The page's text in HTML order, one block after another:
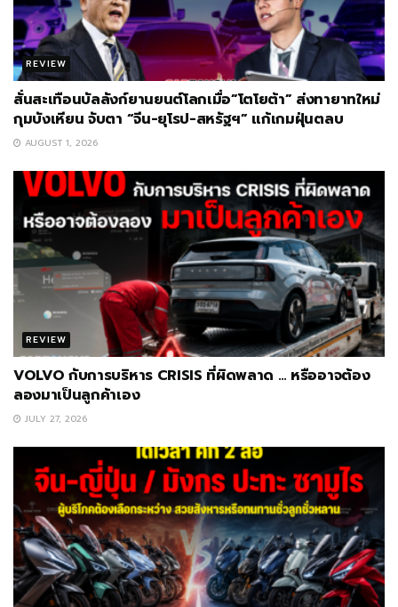
REVIEW
สั่นสะเทือนบัลลังก์ยานยนต์โลกเมื่อ”โตโยต้า” ส่งทายาทใหม่
กุมบังเหียน จับตา “จีน-ยุโรป-สหรัฐฯ” แก้เกมฝุ่นตลบ
AUGUST 1, 2026
REVIEW
VOLVO กับการบริหาร CRISIS ที่ผิดพลาด … หรืออาจต้อง
ลองมาเป็นลูกค้าเอง
JULY 27, 2026